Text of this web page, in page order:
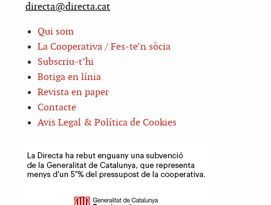
directa@directa.cat
Qui som
La Cooperativa / Fes-te’n sòcia
Subscriu-t’hi
Botiga en línia
Revista en paper
Contacte
Avis Legal & Política de Cookies